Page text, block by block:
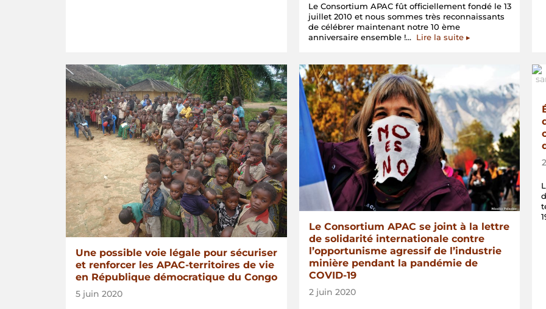
Le Consortium APAC fût officiellement fondé le 13
juillet 2010 et nous sommes très reconnaissants
de célébrer maintenant notre 10 ème
anniversaire ensemble !… Lire la suite« Célébration
Consortium
APAC »
▸
Une possible voie légale pour sécuriser
et renforcer les APAC-territoires de vie
en République démocratique du Congo
5 juin 2020
Le Consortium APAC se joint à la lettre
de solidarité internationale contre
l’opportunisme agressif de l’industrie
minière pendant la pandémie de
COVID-19
2 juin 2020